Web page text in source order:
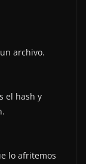
archivo.
el hash y
lo afritemos